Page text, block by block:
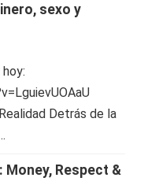
sexo y
Detrás de la
Respect &